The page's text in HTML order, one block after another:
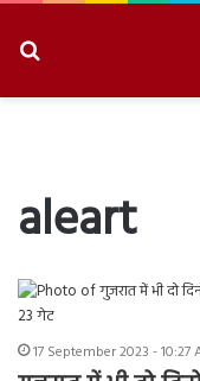
aleart
17 September 2023 - 10:27